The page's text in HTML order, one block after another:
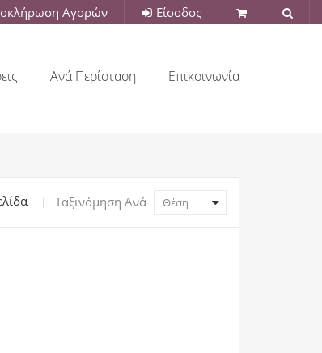
Αγορών Είσοδος
Ανά Περίσταση Επικοινωνία
Ταξινόμηση Ανά Θέση